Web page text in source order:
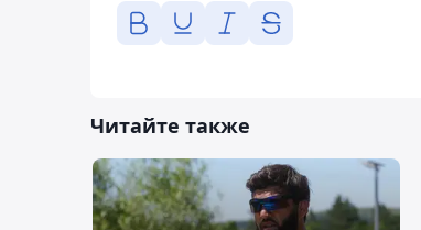
Читайте также